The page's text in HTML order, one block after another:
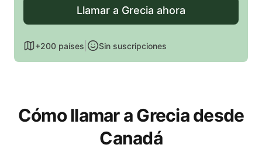
Llamar a Grecia ahora
+200 países Sin suscripciones
Cómo llamar a Grecia desde
Canadá